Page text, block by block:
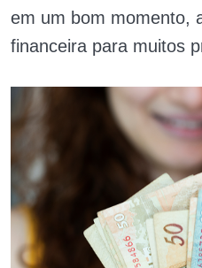
em um bom momento,
financeira para muitos